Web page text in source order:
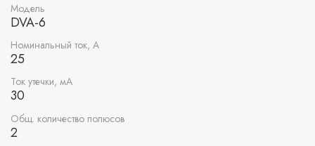
Модель
DVA-6
Номинальный ток, А
25
Ток утечки, мА
30
Общ. количество полюсов
2